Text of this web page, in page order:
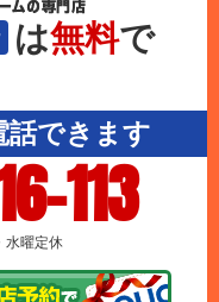
は無料で
話できます
113
水曜定休